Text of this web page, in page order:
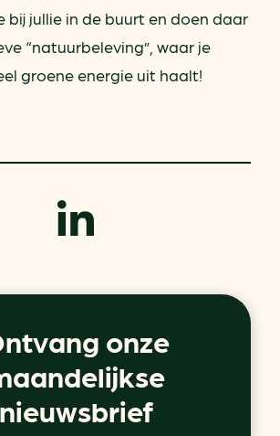
bij jullie in de buurt en doen daar
“natuurbeleving”, waar je
groene energie uit haalt!
onze
nieuwsbrief